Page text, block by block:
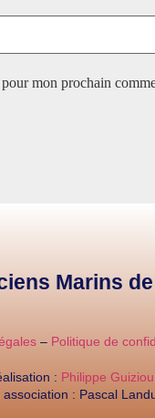
mon prochain
Marins
– Politique de
: Philippe Guiziou
: Pascal